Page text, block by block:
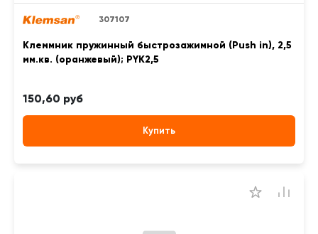
307107
Клеммник пружинный быстрозажимной (Push in), 2,5
мм.кв. (оранжевый); PYK2,5
150,60 руб
Купить